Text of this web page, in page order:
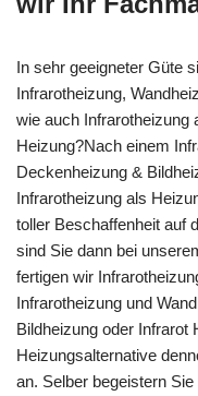
In sehr geeigneter Güte
Infrarotheizung,
wie auch Infrarotheizung
Heizung?Nach einem
Deckenheizung &
Infrarotheizung als
toller Beschaffenheit auf
sind Sie dann bei
fertigen wir
Infrarotheizung und
Bildheizung oder Infrarot
Heizungsalternative
an. Selber begeistern